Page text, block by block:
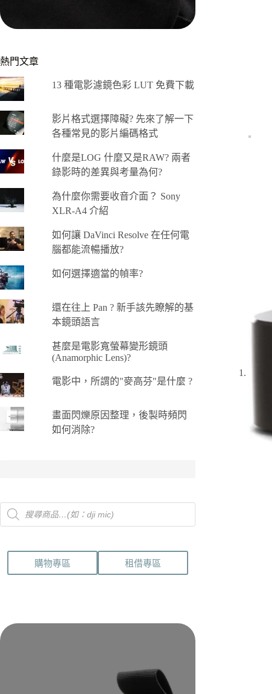
熱門文章
13 種電影濾鏡色彩 LUT 免費下載
影片格式選擇障礙? 先來了解一下
各種常見的影片編碼格式
什麼是LOG 什麼又是RAW? 兩者
錄影時的差異與考量為何?
為什麼你需要收音介面？ Sony
XLR-A4 介紹
如何讓 DaVinci Resolve 在任何電
腦都能流暢播放?
如何選擇適當的幀率?
還在往上 Pan ? 新手該先瞭解的基
本鏡頭語言
甚麼是電影寬螢幕變形鏡頭
(Anamorphic Lens)?
電影中，所謂的"麥高芬"是什麼 ?
畫面閃爍原因整理，後製時頻閃
如何消除?
Products
search
購物專區 租借專區